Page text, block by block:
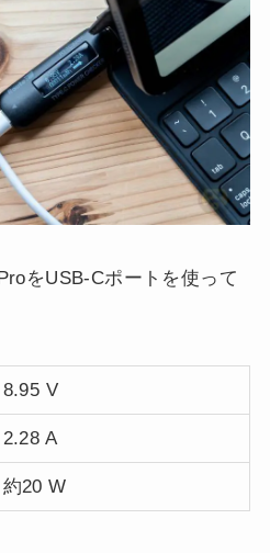
をUSB-Cポートを使って
8.95 V
2.28 A
約20 W